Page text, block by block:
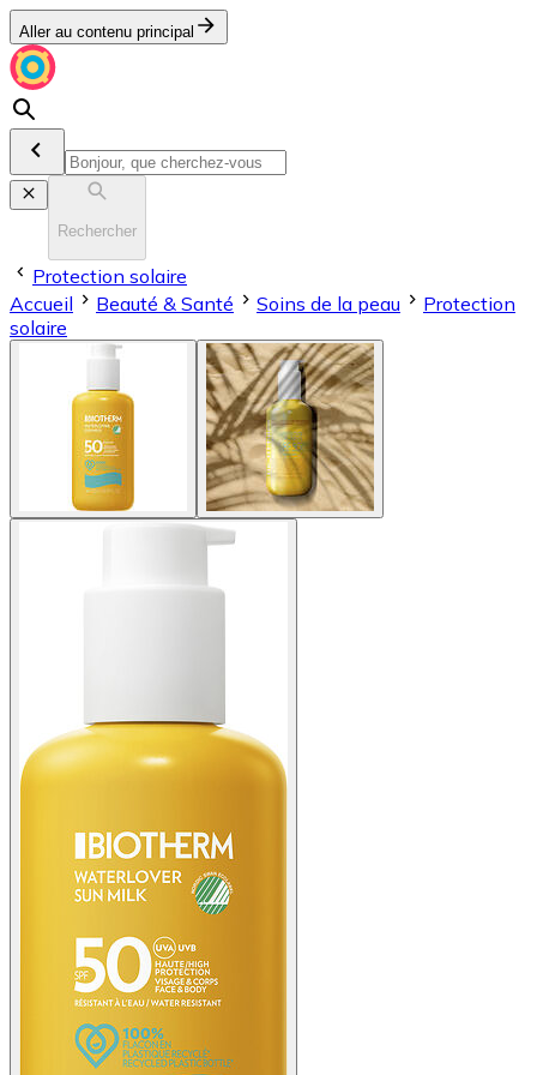
Aller au contenu principal
Rechercher
Protection solaire
Accueil
Beauté & Santé Soins de la peau
Protection
solaire